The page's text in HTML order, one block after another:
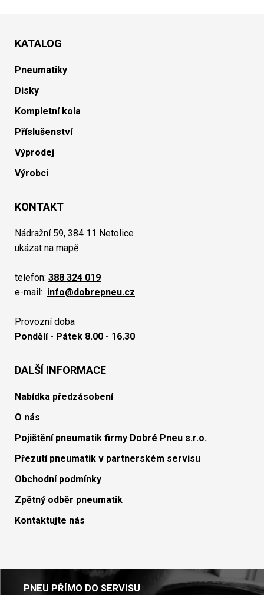
KATALOG
Pneumatiky
Disky
Kompletní kola
Příslušenství
Výprodej
Výrobci
KONTAKT
Nádražní 59, 384 11 Netolice
ukázat na mapě
telefon: 388 324 019
e-mail: info@dobrepneu.cz
Provozní doba
Pondělí - Pátek 8.00 - 16.30
DALŠÍ INFORMACE
Nabídka předzásobení
O nás
Pojištění pneumatik firmy Dobré Pneu s.r.o.
Přezutí pneumatik v partnerském servisu
Obchodní podmínky
Zpětný odběr pneumatik
Kontaktujte nás
PNEU PŘÍMO DO SERVISU